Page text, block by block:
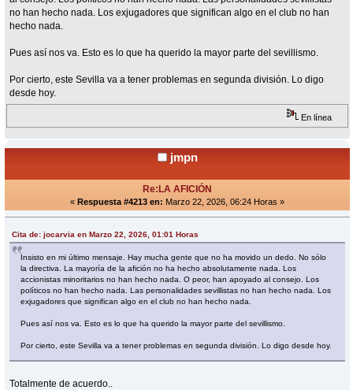
no han hecho nada. Los exjugadores que significan algo en el club no han
hecho nada.
Pues así nos va. Esto es lo que ha querido la mayor parte del sevillismo.
Por cierto, este Sevilla va a tener problemas en segunda división. Lo digo
desde hoy.
En línea
jmpn
Re:LA AFICIÓN
« Respuesta #4213 en: Marzo 22, 2026, 06:24 Horas »
Cita de: jocarvia en Marzo 22, 2026, 01:01 Horas
Insisto en mi último mensaje. Hay mucha gente que no ha movido un dedo. No sólo
la directiva. La mayoría de la afición no ha hecho absolutamente nada. Los
accionistas minoritarios no han hecho nada. O peor, han apoyado al consejo. Los
políticos no han hecho nada. Las personalidades sevillistas no han hecho nada. Los
exjugadores que significan algo en el club no han hecho nada.
Pues así nos va. Esto es lo que ha querido la mayor parte del sevillismo.
Por cierto, este Sevilla va a tener problemas en segunda división. Lo digo desde hoy.
Totalmente de acuerdo..